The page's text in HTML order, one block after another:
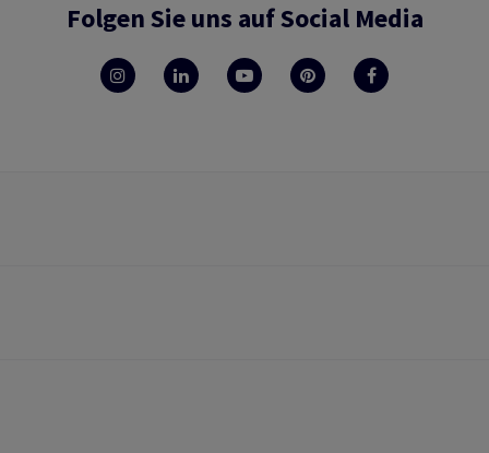
Folgen Sie uns auf Social Media